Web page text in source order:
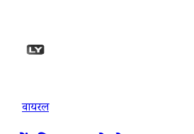
वायरल